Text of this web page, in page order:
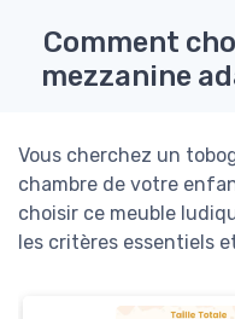
Comment
mezzanine
Vous cherchez un
chambre de votre
choisir ce meuble
les critères essentiels